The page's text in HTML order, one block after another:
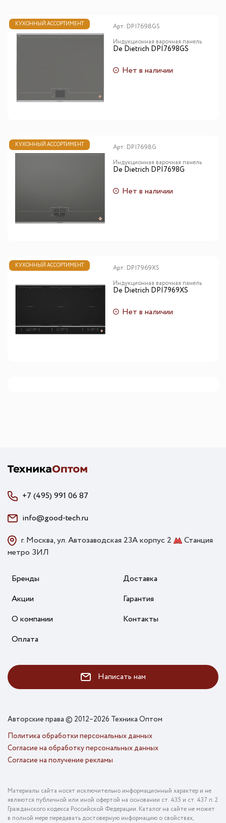
КУХОННЫЙ АССОРТИМЕНТ Арт: DPI7698GS
Индукционная варочная панель
De Dietrich DPI7698GS
Нет в наличии
КУХОННЫЙ АССОРТИМЕНТ Арт: DPI7698G
Индукционная варочная панель
De Dietrich DPI7698G
Нет в наличии
КУХОННЫЙ АССОРТИМЕНТ Арт: DPI7969XS
Индукционная варочная панель
De Dietrich DPI7969XS
Нет в наличии
+7 (495) 991 06 87
info@good-tech.ru
г. Москва, ул. Автозаводская 23А корпус 2
Станция
метро ЗИЛ
Бренды
Акции
О компании
Оплата
Доставка
Гарантия
Контакты
Написать нам
Авторские права © 2012–2026 Техника Оптом
Политика обработки персональных данных
Согласие на обработку персональных данных
Согласие на получение рекламы
Материалы сайта носят исключительно информационный характер и не
являются публичной или иной офертой на основании ст. 435 и ст. 437 п. 2
Гражданского кодекса Российской Федерации. Каталог на сайте не может
в полной мере передавать достоверную информацию о свойствах,